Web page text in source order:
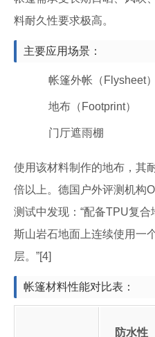
料耐久性要求极高。
主要应用场景：
帐篷外帐（Flysheet）
地布（Footprint）
门厅遮雨棚
使用该材料制作的地布，其
倍以上。德国户外评测机构
测试中发现：“配备TPU复
斯山岩石地面上连续使用一
层。”[4]
帐篷材料性能对比表：
防水性